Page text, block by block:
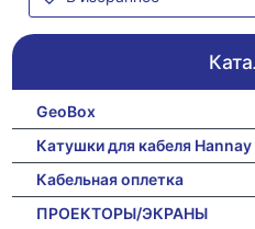
GeoBox
Катушки для кабеля Hannay
Кабельная оплетка
ПРОЕКТОРЫ/ЭКРАНЫ